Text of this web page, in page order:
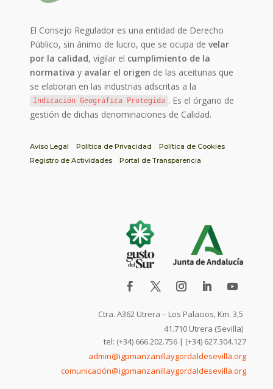
El Consejo Regulador es una entidad de Derecho
Público, sin ánimo de lucro, que se ocupa develar
por la calidad, vigilar el cumplimiento de la
normativa y avalar el origen de las aceitunas que
se elaboran en las industrias adscritas a la
Indicación Geográfica Protegida . Es el órgano de
gestión de dichas denominaciones de Calidad.
Aviso Legal Política de Privacidad
Política de Cookies
Registro de Actividades
Portal de Transparencia
Ctra. A362 Utrera – Los Palacios, Km. 3,5
41.710 Utrera (Sevilla)
tel: (+34) 666.202.756 | (+34) 627.304.127
admin@igpmanzanillaygordaldesevilla.org
comunicación@igpmanzanillaygordaldesevilla.org